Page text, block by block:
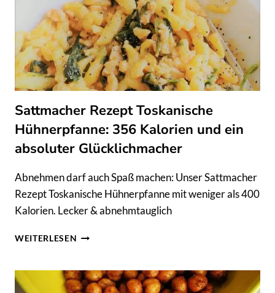
DAS
PERFEKTE
OMLETT
ZUBEREITEST.
Sattmacher Rezept Toskanische
Hühnerpfanne: 356 Kalorien und ein
absoluter Glücklichmacher
Abnehmen darf auch Spaß machen: Unser Sattmacher
Rezept Toskanische Hühnerpfanne mit weniger als 400
Kalorien. Lecker & abnehmtauglich
WEITERLESEN SATTMACHER
HÜHNERPFANNE:
356